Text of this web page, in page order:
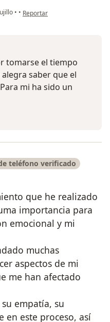
• • en opinión del usuario
Reportar
tomarse el tiempo
saber que el
mi ha sido un
teléfono verificado
que he realizado
importancia para
emocional y mi
muchas
aspectos de mi
me han afectado
empatía, su
en este proceso, así